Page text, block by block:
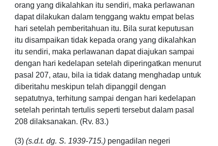
orang yang dikalahkan itu sendiri, maka perlawanan
dapat dilakukan dalam tenggang waktu empat belas
hari setelah pemberitahuan itu. Bila surat keputusan
itu disampaikan tidak kepada orang yang dikalahkan
itu sendiri, maka perlawanan dapat diajukan sampai
dengan hari kedelapan setelah diperingatkan menurut
pasal 207, atau, bila ia tidak datang menghadap untuk
diberitahu meskipun telah dipanggil dengan
sepatutnya, terhitung sampai dengan hari kedelapan
setelah perintah tertulis seperti tersebut dalam pasal
208 dilaksanakan. (Rv. 83.)
(3) (s.d.t. dg. S. 1939-715.) pengadilan negeri